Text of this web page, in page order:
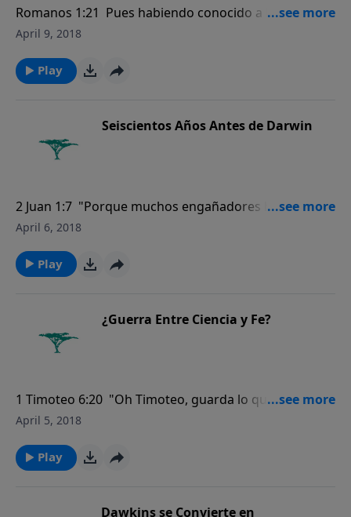
Romanos 1:21 Pues habiendo conocido a Dios, no le
glorificaron como a Dios, ni le dieron gracias, sino
necio corazón fue entenebrecido.
April 9, 2018
Play
Seiscientos Años Antes de Darwin
2 Juan 1:7 "Porque muchos engañadores han salido
por el mundo, que no confiesan que Jesucristo ha
anticristo".
April 6, 2018
Play
¿Guerra Entre Ciencia y Fe?
1 Timoteo 6:20 "Oh Timoteo, guarda lo que se te ha
encomendado, evitando las profanas pláticas sobre
llamada ciencia…"
April 5, 2018
Play
Dawkins se Convierte en